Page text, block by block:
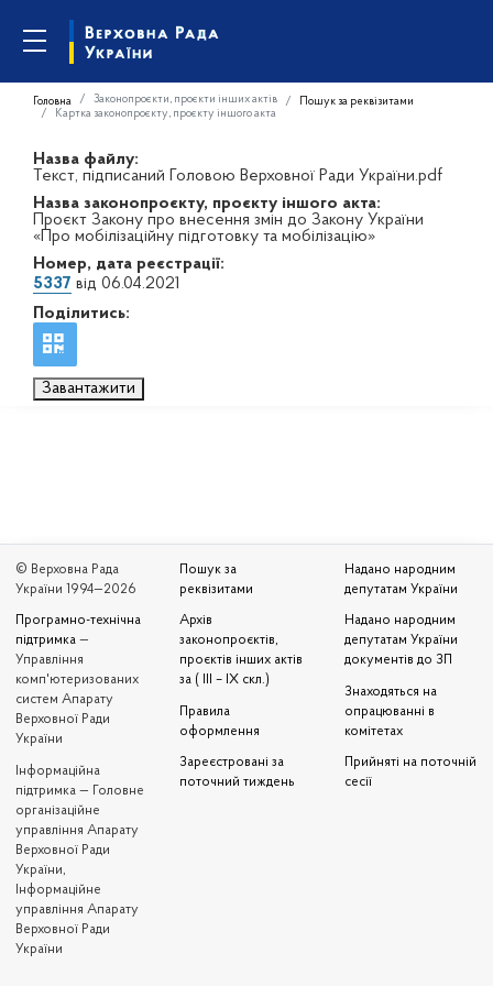
Головна Законопроєкти, проєкти інших актів
Пошук за реквізитами
Картка законопроєкту, проєкту іншого акта
Назва файлу:
Текст, підписаний Головою Верховної Ради України.pdf
Назва законопроєкту, проєкту іншого акта:
Проєкт Закону про внесення змін до Закону України
«Про мобілізаційну підготовку та мобілізацію»
Номер, дата реєстрації:
5337 від 06.04.2021
Поділитись:
Завантажити
© Верховна Рада
України 1994—2026
Програмно-технічна
підтримка —
Управління
комп'ютеризованих
систем Апарату
Верховної Ради
України
Iнформаційна
підтримка — Головне
організаційне
управління Апарату
Верховної Ради
України,
Інформаційне
управління Апарату
Верховної Ради
України
Пошук за
реквізитами
Архів
законопроєктів,
проєктів інших актів
за ( III – IX скл.)
Правила
оформлення
Зареєстровані за
поточний тиждень
Надано народним
депутатам України
Надано народним
депутатам України
документів до ЗП
Знаходяться на
опрацюванні в
комітетах
Прийняті на поточній
сесії